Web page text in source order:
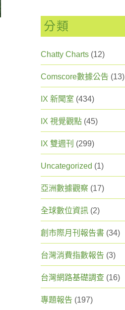
分類
Chatty Charts (12)
Comscore數據公告 (13)
IX 新聞室 (434)
IX 視覺觀點 (45)
IX 雙週刊 (299)
Uncategorized (1)
亞洲數據觀察 (17)
全球數位資訊 (2)
創市際月刊報告書 (34)
台灣消費指數報告 (3)
台灣網路基礎調查 (16)
專題報告 (197)